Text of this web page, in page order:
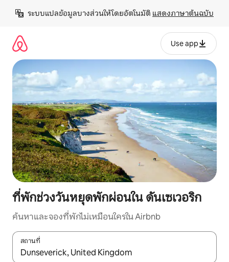
เนื้อหา
ระบบแปลข้อมูลบางส่วนให้โดยอัตโนมัติ แสดงภาษาต้นฉบับ
Use app
ที่พักช่วงวันหยุดพักผ่อนใน ดันเซเวอริก
ค้นหาและจองที่พักไม่เหมือนใครใน Airbnb
สถานที่
ใช้ลูกศรขึ้นลง หรือใช้การสัมผัสหรือปัด เพื่อสำรวจผลการค้นหา